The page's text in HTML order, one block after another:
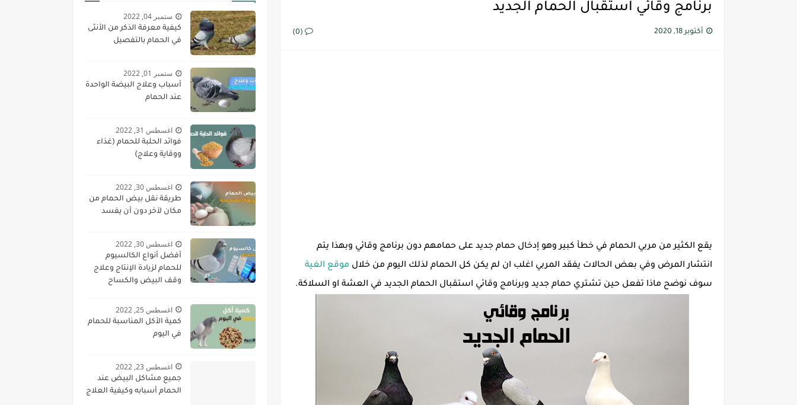
برنامج وقائي استقبال الحمام الجديد
أكتوبر 18, 2020 (0)
يقع الكثير من مربي الحمام في خطأ كبير وهو إدخال حمام جديد على حمامهم دون برنامج وقائي وبهذا يتم
انتشار المرض وفي بعض الحالات يفقد المربي اغلب ان لم يكن كل الحمام لذلك اليوم من خلال موقع الغية
سوف نوضح ماذا تفعل حين تشتري حمام جديد وبرنامج وقائي استقبال الحمام الجديد في العشة او السلاكة.
ستمبر 04, 2022
كيفية معرفة الذكر من الأنثى
في الحمام بالتفصيل
ستمبر 01, 2022
أسباب وعلاج البيضة الواحدة
عند الحمام
اغسطس 31, 2022
فوائد الحلبة للحمام (غذاء
ووقاية وعلاج)
اغسطس 30, 2022
طريقة نقل بيض الحمام من
مكان لآخر دون أن يفسد
اغسطس 30, 2022
أفضل أنواع الكالسيوم
للحمام لزيادة الإنتاج وعلاج
وقف البيض والكساح
اغسطس 25, 2022
كمية الأكل المناسبة للحمام
في اليوم
اغسطس 23, 2022
جميع مشاكل البيض عند
الحمام أسبابه وكيفية العلاج